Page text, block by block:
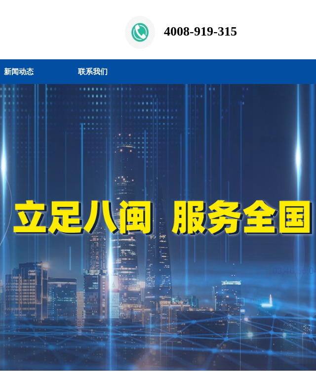
4008-919-315
新闻动态 联系我们